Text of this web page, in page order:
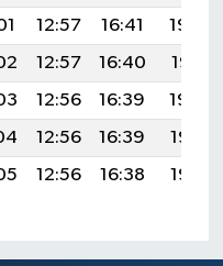
12:57 16:41
19:43
12:57 16:40
19:41
12:56 16:39
19:40
12:56 16:39
19:38
12:56 16:38 19:37